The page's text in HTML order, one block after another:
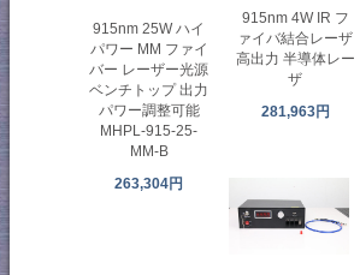
915nm 25W ハイ
パワー MM ファイ
バー レーザー光源
ベンチトップ 出力
パワー調整可能
MHPL-915-25-
MM-B
263,304円
915nm 4W IR フ
ァイバ結合レーザ
高出力 半導体レー
ザ
281,963円